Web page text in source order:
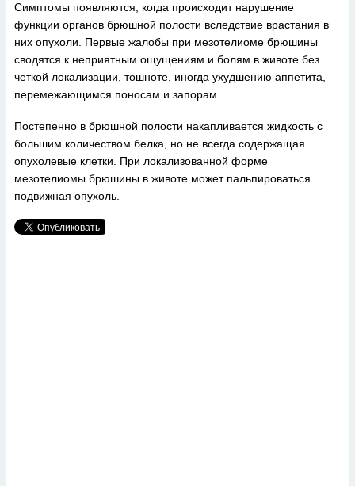
Симптомы появляются, когда происходит нарушение
функции органов брюшной полости вследствие врастания в
них опухоли. Первые жалобы при мезотелиоме брюшины
сводятся к неприятным ощущениям и болям в животе без
четкой локализации, тошноте, иногда ухудшению аппетита,
перемежающимся поносам и запорам.
Постепенно в брюшной полости накапливается жидкость с
большим количеством белка, но не всегда содержащая
опухолевые клетки. При локализованной форме
мезотелиомы брюшины в животе может пальпироваться
подвижная опухоль.